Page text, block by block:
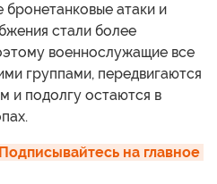
бронетанковые атаки и
стали более
военнослужащие все
группами, передвигаются
и подолгу остаются в
на главное